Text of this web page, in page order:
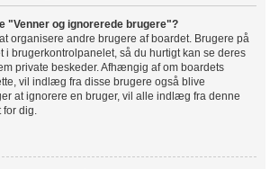
"Venner og ignorerede brugere"?
organisere andre brugere af boardet. Brugere på
i brugerkontrolpanelet, så du hurtigt kan se deres
private beskeder. Afhængig af om boardets
vil indlæg fra disse brugere også blive
at ignorere en bruger, vil alle indlæg fra denne
for dig.